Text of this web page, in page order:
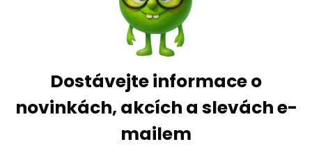
Dostávejte informace o
novinkách, akcích a slevách e-
mailem